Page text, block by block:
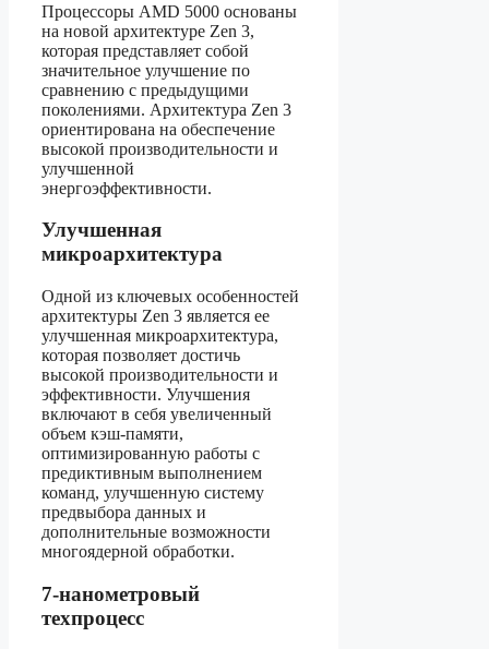
Процессоры AMD 5000 основаны
на новой архитектуре Zen 3,
которая представляет собой
значительное улучшение по
сравнению с предыдущими
поколениями. Архитектура Zen 3
ориентирована на обеспечение
высокой производительности и
улучшенной
энергоэффективности.
Улучшенная
микроархитектура
Одной из ключевых особенностей
архитектуры Zen 3 является ее
улучшенная микроархитектура,
которая позволяет достичь
высокой производительности и
эффективности. Улучшения
включают в себя увеличенный
объем кэш-памяти,
оптимизированную работы с
предиктивным выполнением
команд, улучшенную систему
предвыбора данных и
дополнительные возможности
многоядерной обработки.
7-нанометровый
техпроцесс